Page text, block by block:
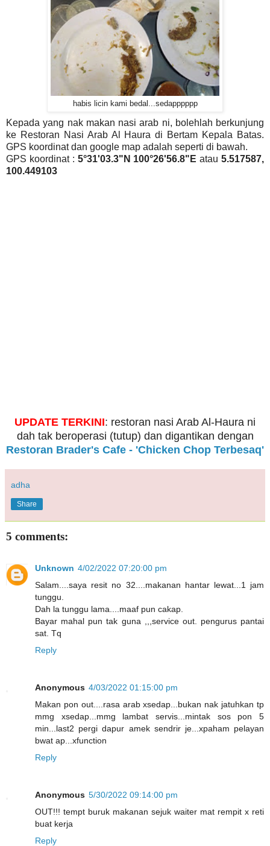
habis licin kami bedal...sedapppppp
Kepada yang nak makan nasi arab ni, bolehlah berkunjung
ke Restoran Nasi Arab Al Haura di Bertam Kepala Batas.
GPS koordinat dan google map adalah seperti di bawah.
GPS koordinat : 5°31'03.3"N 100°26'56.8"E atau5.517587,
100.449103
UPDATE TERKINI: restoran nasi Arab Al-Haura ni
dah tak beroperasi (tutup) dan digantikan dengan
Restoran Brader's Cafe - 'Chicken Chop Terbesaq'
adha
Share
5 comments:
Unknown 4/02/2022 07:20:00 pm
Salam....saya resit no 32....makanan hantar lewat...1 jam
tunggu.
Dah la tunggu lama....maaf pun cakap.
Bayar mahal pun tak guna ,,,service out. pengurus pantai
sat. Tq
Reply
Anonymous 4/03/2022 01:15:00 pm
Makan pon out....rasa arab xsedap...bukan nak jatuhkan tp
mmg xsedap...mmg lambat servis...mintak sos pon 5
min...last2 pergi dapur amek sendrir je...xpaham pelayan
bwat ap...xfunction
Reply
Anonymous 5/30/2022 09:14:00 pm
OUT!!! tempt buruk makanan sejuk waiter mat rempit x reti
buat kerja
Reply